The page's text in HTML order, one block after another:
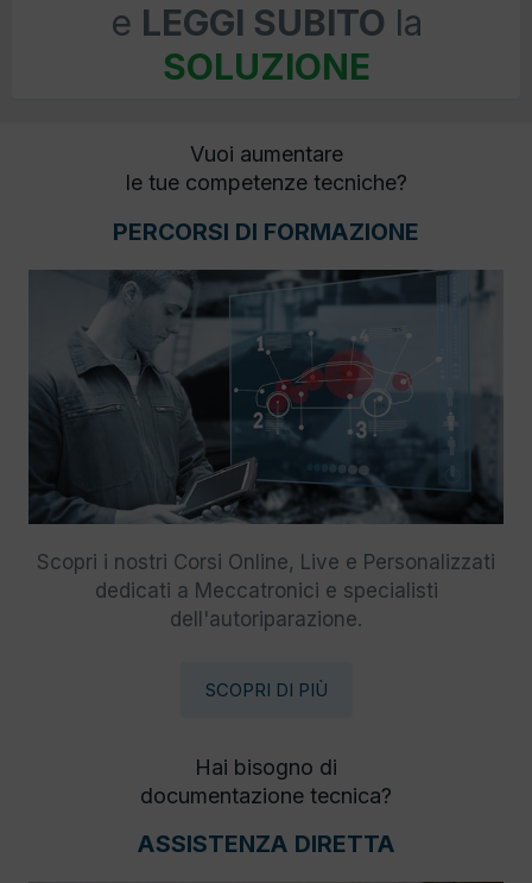
e LEGGI SUBITO la
SOLUZIONE
Vuoi aumentare
le tue competenze tecniche?
PERCORSI DI FORMAZIONE
Scopri i nostri Corsi Online, Live e Personalizzati
dedicati a Meccatronici e specialisti
dell'autoriparazione.
SCOPRI DI PIÙ
Hai bisogno di
documentazione tecnica?
ASSISTENZA DIRETTA